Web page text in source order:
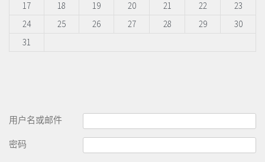
17
18 19 20 21 22
23
24
25 26 27 28 29
30
31
用户名或邮件
密码